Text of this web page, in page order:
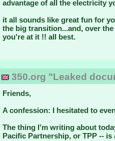
advantage of all the electricity
it all sounds like great fun for
the big transition...and, over
you're at it !! all best.
350.org "Leaked
Friends,
A confession: I hesitated to
The thing I’m writing about
Pacific Partnership, or TPP --